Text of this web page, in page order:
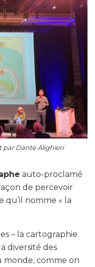
par Dante Alighieri
auto-proclamé
de percevoir
qu’il nomme « la
– la cartographie
diversité des
monde, comme on